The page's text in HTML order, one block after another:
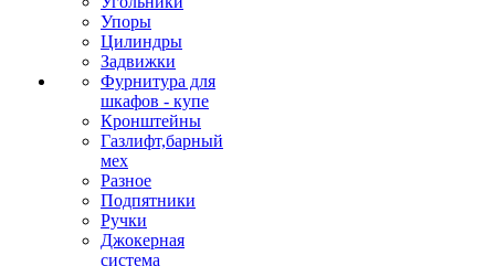
Упоры
Цилиндры
Задвижки
Фурнитура для
шкафов - купе
Кронштейны
Газлифт,барный
мех
Разное
Подпятники
Ручки
Джокерная
система